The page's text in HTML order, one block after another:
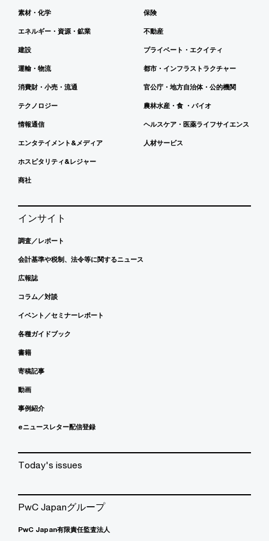
素材・化学
エネルギー・資源・鉱業
建設
運輸・物流
消費財・小売・流通
テクノロジー
情報通信
エンタテイメント&メディア
ホスピタリティ&レジャー
商社
保険
不動産
プライベート・エクイティ
都市・インフラストラクチャー
官公庁・地方自治体・公的機関
農林水産・食 ・バイオ
ヘルスケア・医薬ライフサイエンス
人材サービス
インサイト
調査／レポート
会計基準や税制、法令等に関するニュース
広報誌
コラム／対談
イベント／セミナーレポート
各種ガイドブック
書籍
寄稿記事
動画
事例紹介
eニュースレター配信登録
Today's issues
PwC Japanグループ
PwC Japan有限責任監査法人